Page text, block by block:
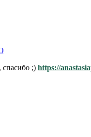
спасибо ;) https://